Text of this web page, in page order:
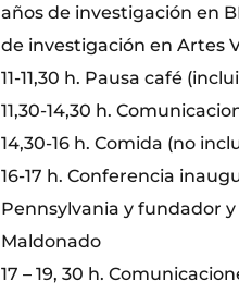
años de investigación en
de investigación en Artes
11-11,30 h. Pausa café
11,30-14,30 h.
14,30-16 h. Comida (no
16-17 h. Conferencia
Pennsylvania y fundador
Maldonado
17 – 19, 30 h.